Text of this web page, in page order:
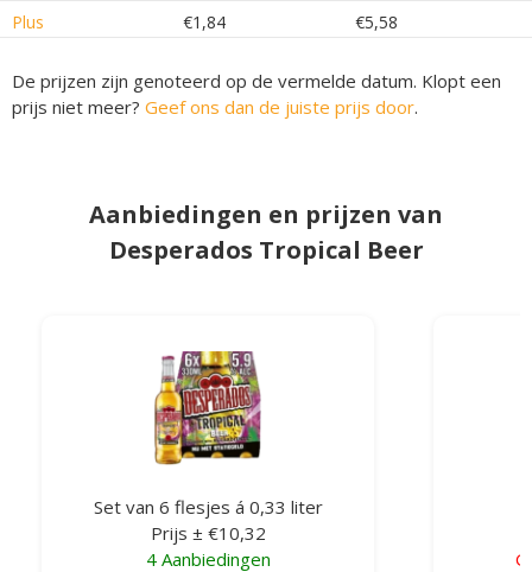
Plus
€1,84 €5,58
De prijzen zijn genoteerd op de vermelde datum. Klopt een
prijs niet meer? Geef ons dan de juiste prijs door.
Aanbiedingen en prijzen van
Desperados Tropical Beer
Set van 6 flesjes á 0,33 liter
Prijs ± €10,32
4 Aanbiedingen